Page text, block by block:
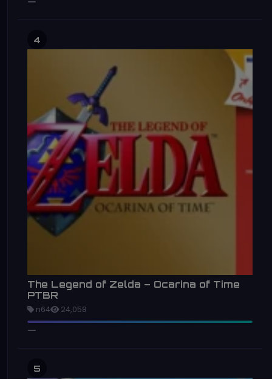
4
The Legend of Zelda – Ocarina of Time
PTBR
n64 24,058
5